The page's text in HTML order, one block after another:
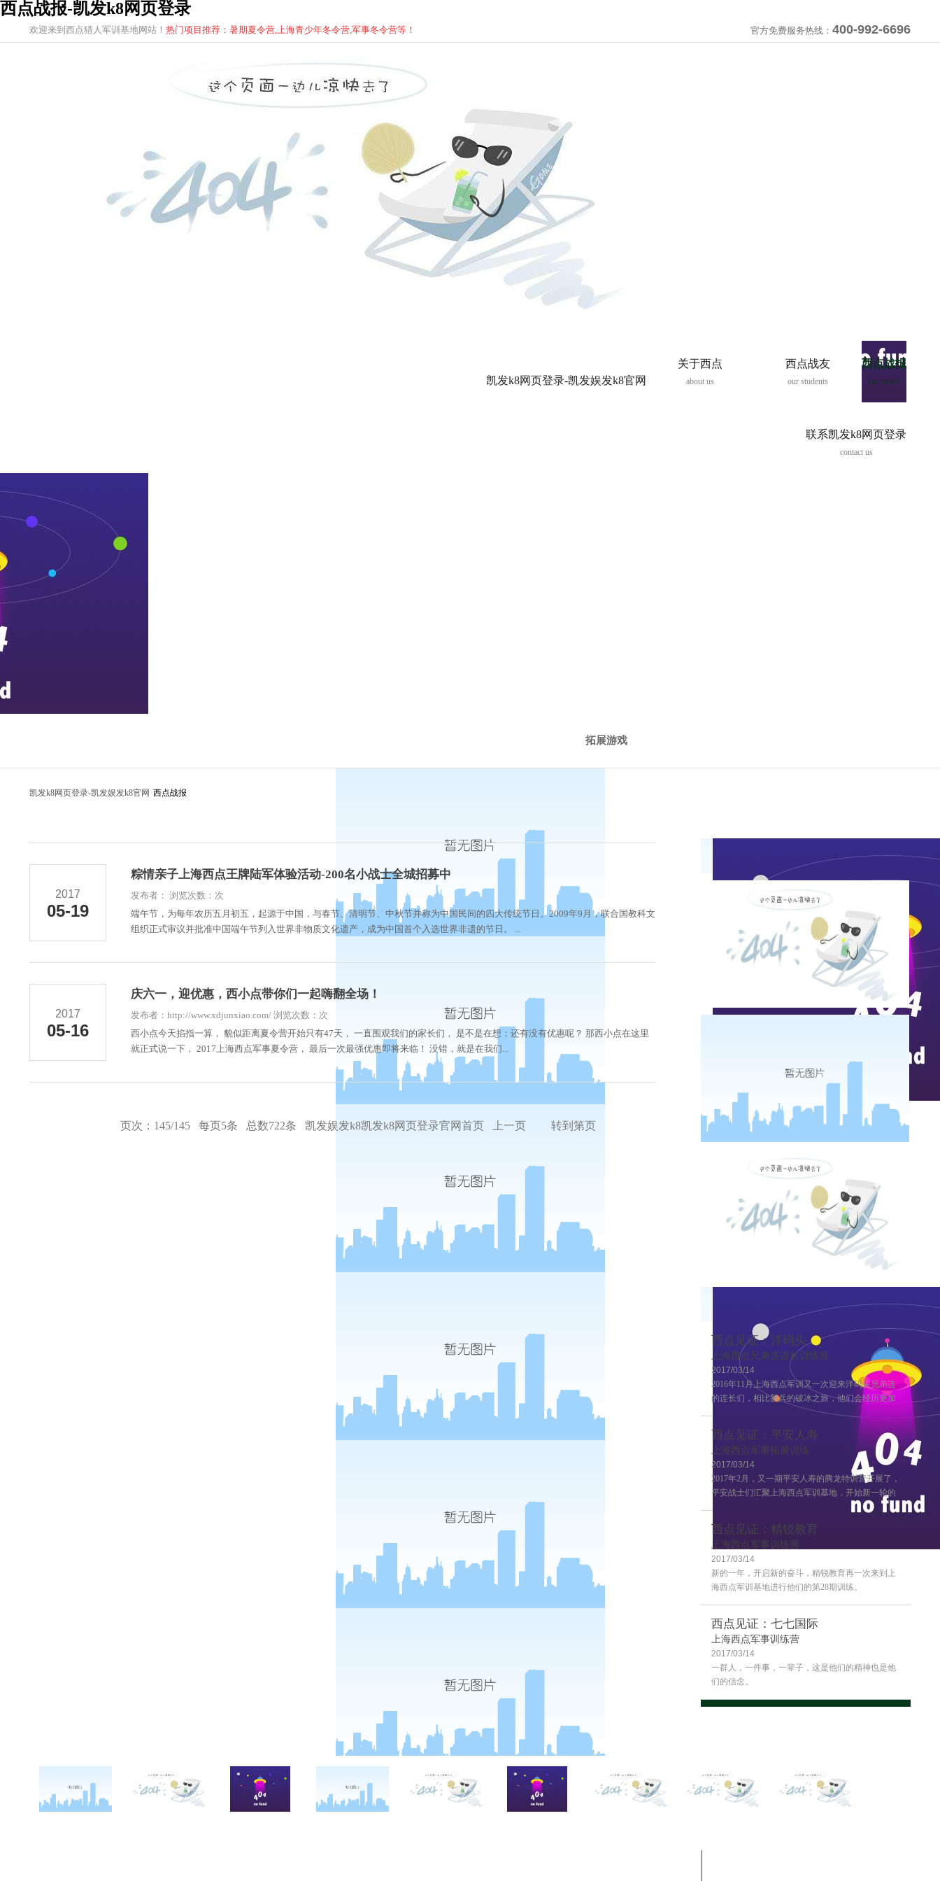
西点战报-凯发k8网页登录
欢迎来到西点猎人军训基地网站！ 热门项目推荐：暑期夏令营,上海青少年冬令营,军事冬令营等！ 官方免费服务热线： 400-992-6696
凯发k8网页登录-凯发娱发k8官网
关于西点
about us
西点战友
our students
西点战报
our news
联系凯发k8网页登录
contact us
拓展游戏
历程下载
凯发k8网页登录-凯发娱发k8官网 西点战报
2017
05-19
粽情亲子上海西点王牌陆军体验活动-200名小战士全城招募中
发布者： 浏览次数：次
端午节，为每年农历五月初五，起源于中国，与春节、清明节、中秋节并称为中国民间的四大传统节日。2009年9月，联合国教科文
组织正式审议并批准中国端午节列入世界非物质文化遗产，成为中国首个入选世界非遗的节日。 ...
2017
05-16
庆六一，迎优惠，西小点带你们一起嗨翻全场！
发布者：http://www.xdjunxiao.com/ 浏览次数：次
西小点今天掐指一算， 貌似距离夏令营开始只有47天， 一直围观我们的家长们， 是不是在想：还有没有优惠呢？ 那西小点在这里
就正式说一下， 2017上海西点军事夏令营， 最后一次最强优惠即将来临！ 没错，就是在我们...
页次：145/145 每页5条 总数722条 凯发娱发k8凯发k8网页登录官网首页 上一页 转到第页 实时热点
客户评价
西点见证：洋码头
上海西点兄弟连连长训练营
2017/03/14
2016年11月上海西点军训又一次迎来洋码头兄弟连
的连长们，相比新兵的破冰之旅，他们会经历更加
严格的训练，这也是兄弟连连长训练的第二期，来
西点见证：平安人寿
上海西点军事拓展训练
2017/03/14
2017年2月，又一期平安人寿的腾龙特训营开展了，
平安战士们汇聚上海西点军训基地，开始新一轮的
西点见证：精锐教育
上海西点军事训练营
2017/03/14
新的一年，开启新的奋斗，精锐教育再一次来到上
海西点军训基地进行他们的第28期训练。
西点见证：七七国际
上海西点军事训练营
2017/03/14
一群人，一件事，一辈子，这是他们的精神也是他
们的信念。